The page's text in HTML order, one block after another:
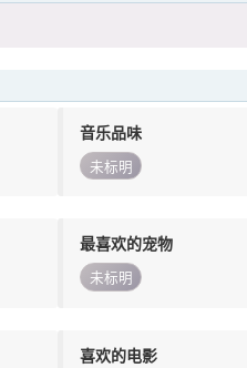
音乐品味
未标明
最喜欢的宠物
未标明
喜欢的电影